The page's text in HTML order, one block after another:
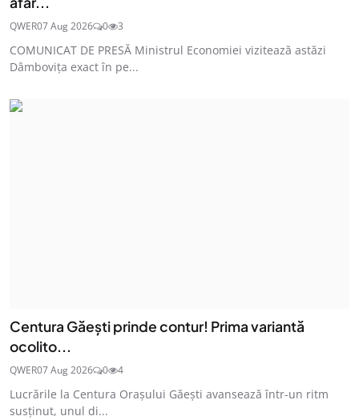
QWER07 Aug 2026 0 3
COMUNICAT DE PRESĂ Ministrul Economiei vizitează astăzi
Dâmbovița exact în pe...
Centura Găești prinde contur! Prima variantă
ocolito...
QWER07 Aug 2026 0 4
Lucrările la Centura Orașului Găești avansează într-un ritm
susținut, unul di...